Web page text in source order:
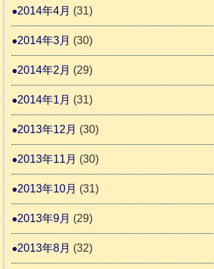
2014年4月 (31)
2014年3月 (30)
2014年2月 (29)
2014年1月 (31)
2013年12月 (30)
2013年11月 (30)
2013年10月 (31)
2013年9月 (29)
2013年8月 (32)